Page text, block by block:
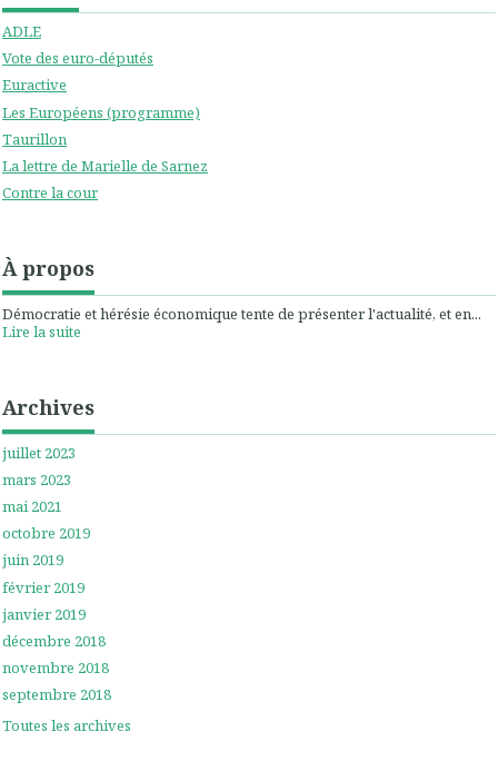
ADLE
Vote des euro-députés
Euractive
Les Européens (programme)
Taurillon
La lettre de Marielle de Sarnez
Contre la cour
À propos
Démocratie et hérésie économique tente de présenter l'actualité, et en...
Lire la suite
Archives
juillet 2023
mars 2023
mai 2021
octobre 2019
juin 2019
février 2019
janvier 2019
décembre 2018
novembre 2018
septembre 2018
Toutes les archives